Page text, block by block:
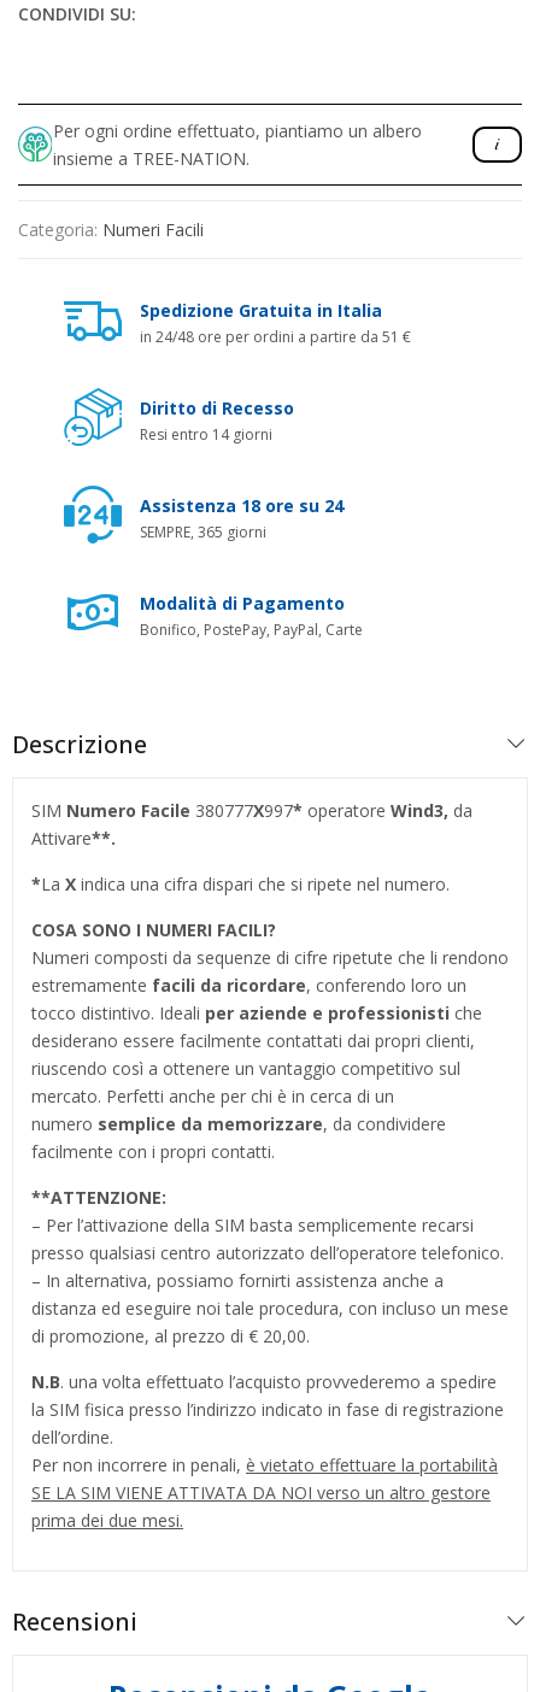
CONDIVIDI SU:
Per ogni ordine effettuato, piantiamo un albero
insieme a TREE-NATION.
Categoria: Numeri Facili
Spedizione Gratuita in Italia
in 24/48 ore per ordini a partire da 51 €
Diritto di Recesso
Resi entro 14 giorni
Assistenza 18 ore su 24
SEMPRE, 365 giorni
Modalità di Pagamento
Bonifico, PostePay, PayPal, Carte
Descrizione
SIM Numero Facile 380777X997* operatore Wind3, da
Attivare**.
*La X indica una cifra dispari che si ripete nel numero.
COSA SONO I NUMERI FACILI?
Numeri composti da sequenze di cifre ripetute che li rendono
estremamente facili da ricordare, conferendo loro un
tocco distintivo. Ideali per aziende e professionisti che
desiderano essere facilmente contattati dai propri clienti,
riuscendo così a ottenere un vantaggio competitivo sul
mercato. Perfetti anche per chi è in cerca di un
numero semplice da memorizzare, da condividere
facilmente con i propri contatti.
**ATTENZIONE:
– Per l’attivazione della SIM basta semplicemente recarsi
presso qualsiasi centro autorizzato dell’operatore telefonico.
– In alternativa, possiamo fornirti assistenza anche a
distanza ed eseguire noi tale procedura, con incluso un mese
di promozione, al prezzo di € 20,00.
N.B. una volta effettuato l’acquisto provvederemo a spedire
la SIM fisica presso l’indirizzo indicato in fase di registrazione
dell’ordine.
Per non incorrere in penali, è vietato effettuare la portabilità
SE LA SIM VIENE ATTIVATA DA NOI verso un altro gestore
prima dei due mesi.
Recensioni